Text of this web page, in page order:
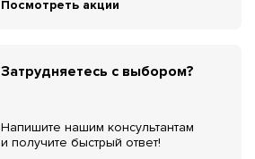
Посмотреть акции
Затрудняетесь с выбором?
Напишите нашим консультантам
и получите быстрый ответ!